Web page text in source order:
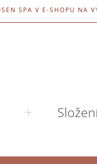
SPA V E-SHOPU NA